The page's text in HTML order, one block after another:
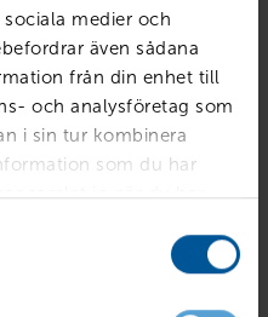
medier och
även sådana
från din enhet till
och analysföretag som
i sin tur kombinera
som du har
samlat in när du har